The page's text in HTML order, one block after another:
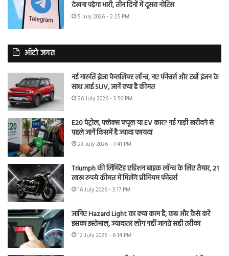
देखना पड़ेगा भारी, तीन दिनों में दूसरा नोटिस
5 July 2026 - 2:25 PM
ऑटो जगत
नई मारुति ब्रेजा फेसलिफ्ट लॉन्च, नए फीचर्स और टर्बो इंजन के
साथ आई SUV, जानें क्या है कीमत
26 July 2026 - 3:56 PM
E20 पेट्रोल, फ्लेक्स फ्यूल या EV कार? नई गाड़ी खरीदने से
पहले जानें किसमें है ज्यादा फायदा
23 July 2026 - 7:41 PM
Triumph की लिमिटेड एडिशन बाइक लॉन्च के लिए तैयार, 21
लाख रुपये कीमत में मिलेंगे प्रीमियम फीचर्स
16 July 2026 - 3:17 PM
जानिए Hazard Light का क्या काम है, कब और कैसे करें
इसका इस्तेमाल, ज्यादातर लोग नहीं जानते सही तरीका
12 July 2026 - 6:14 PM